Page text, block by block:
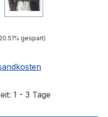
gespart)
1 - 3 Tage